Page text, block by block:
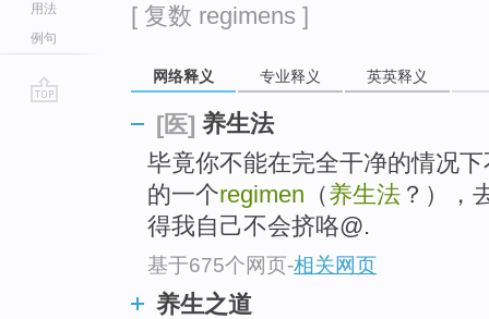
用法
例句
[ 复数 regimens ]
网络释义 专业释义 英英释义
[医] 养生法
毕竟你不能在完全干净的情况
的一个regimen （养生法 ？），
得我自己不会挤咯@.
基于675个网页-相关网页
养生之道